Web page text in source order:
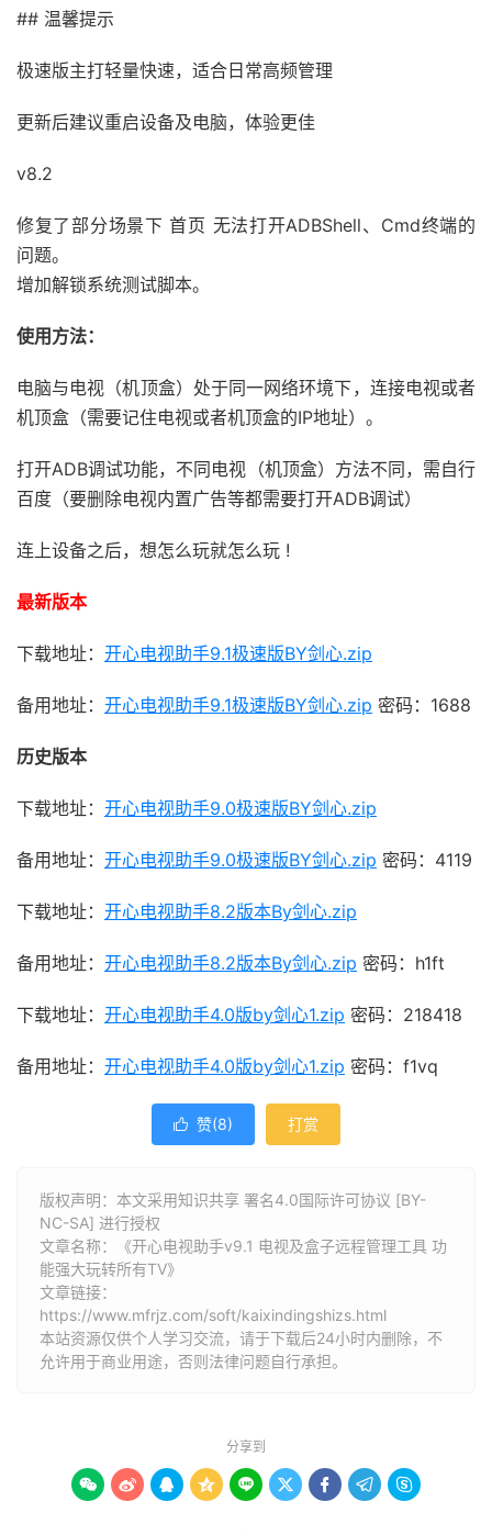
## 温馨提示
极速版主打轻量快速，适合日常高频管理
更新后建议重启设备及电脑，体验更佳
v8.2
修复了部分场景下 首页 无法打开ADBShell、Cmd终端的
问题。
增加解锁系统测试脚本。
使用方法：
电脑与电视（机顶盒）处于同一网络环境下，连接电视或者
机顶盒（需要记住电视或者机顶盒的IP地址）。
打开ADB调试功能，不同电视（机顶盒）方法不同，需自行
百度（要删除电视内置广告等都需要打开ADB调试）
连上设备之后，想怎么玩就怎么玩 !
最新版本
下载地址： 开心电视助手9.1极速版BY剑心.zip
备用地址： 开心电视助手9.1极速版BY剑心.zip 密码：1688
历史版本
下载地址： 开心电视助手9.0极速版BY剑心.zip
备用地址： 开心电视助手9.0极速版BY剑心.zip 密码：4119
下载地址： 开心电视助手8.2版本By剑心.zip
备用地址： 开心电视助手8.2版本By剑心.zip 密码：h1ft
下载地址： 开心电视助手4.0版by剑心1.zip 密码：218418
备用地址： 开心电视助手4.0版by剑心1.zip 密码：f1vq
 赞(8) 打赏
版权声明：本文采用知识共享 署名4.0国际许可协议 [BY-
NC-SA] 进行授权
文章名称：《开心电视助手v9.1 电视及盒子远程管理工具 功
能强大玩转所有TV》
文章链接：
https://www.mfrjz.com/soft/kaixindingshizs.html
本站资源仅供个人学习交流，请于下载后24小时内删除，不
允许用于商业用途，否则法律问题自行承担。
分享到
        